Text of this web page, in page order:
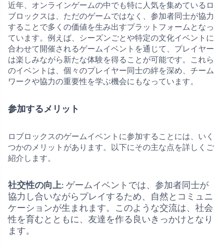
近年、オンラインゲームの中でも特に人気を集めているロ
ブロックスは、ただのゲームではなく、参加者同士が協力
することで多くの価値を生み出すプラットフォームとなっ
ています。例えば、シーズンごとや特定の文化イベントに
合わせて開催されるゲームイベントを通じて、プレイヤー
は楽しみながら新たな体験を得ることが可能です。これら
のイベントは、個々のプレイヤー同士の絆を深め、チーム
ワークや協力の重要性を学ぶ機会にもなっています。
参加するメリット
ロブロックスのゲームイベントに参加することには、いく
つかのメリットがあります。以下にその主な点を詳しくご
紹介します。
社交性の向上: ゲームイベントでは、参加者同士が
協力し合いながらプレイするため、自然とコミュニ
ケーションが生まれます。このような交流は、社会
性を育むとともに、友達を作る良いきっかけとなり
ます。